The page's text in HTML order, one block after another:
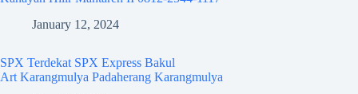
January 12, 2024
SPX Terdekat SPX Express Bakul
Art Karangmulya Padaherang Karangmulya